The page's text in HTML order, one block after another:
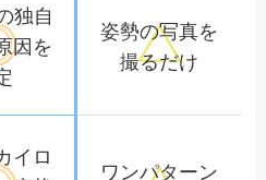
独自
因を
姿勢の写真を
撮るだけ
イロ
ワンパターン